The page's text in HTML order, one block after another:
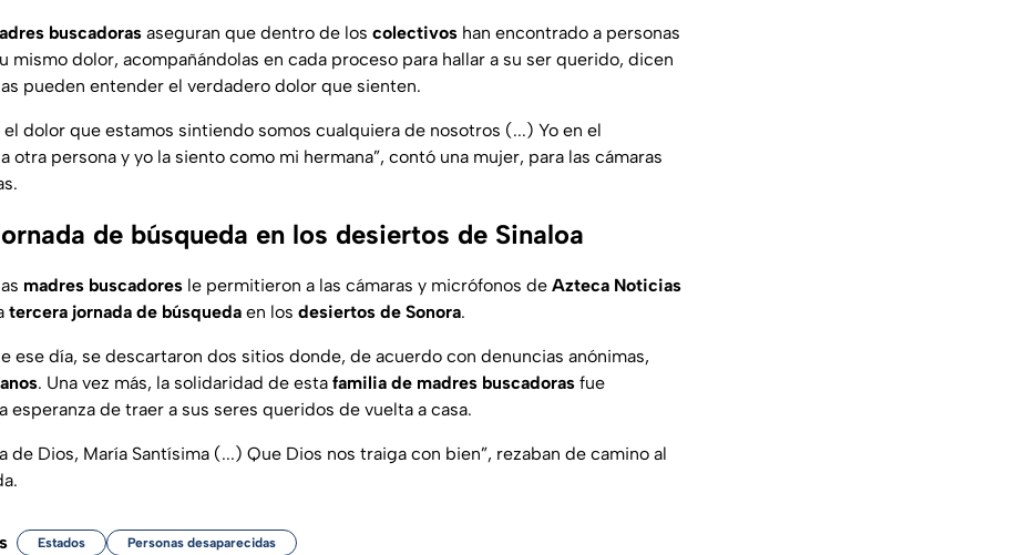
buscadoras aseguran que dentro de los colectivos han encontrado a personas
mismo dolor, acompañándolas en cada proceso para hallar a su ser querido, dicen
pueden entender el verdadero dolor que sienten.
el dolor que estamos sintiendo somos cualquiera de nosotros (...) Yo en el
otra persona y yo la siento como mi hermana”, contó una mujer, para las cámaras
de búsqueda en los desiertos de Sinaloa
madres buscadores le permitieron a las cámaras y micrófonos de Azteca Noticias
tercera jornada de búsqueda en los desiertos de Sonora.
ese día, se descartaron dos sitios donde, de acuerdo con denuncias anónimas,
. Una vez más, la solidaridad de esta familia de madres buscadoras fue
esperanza de traer a sus seres queridos de vuelta a casa.
de Dios, María Santísima (...) Que Dios nos traiga con bien”, rezaban de camino al
Estados Personas desaparecidas